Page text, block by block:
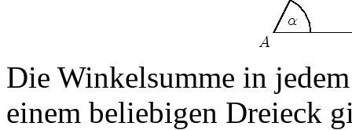
Die Winkelsumme in
einem beliebigen Dreieck